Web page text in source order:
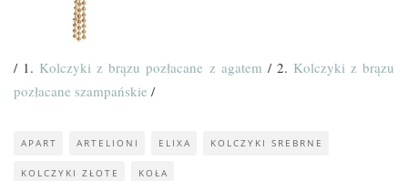
/ 1. Kolczyki z brązu pozłacane z agatem / 2. Kolczyki z brązu
pozłacane szampańskie /
APART ARTELIONI ELIXA KOLCZYKI SREBRNE
KOLCZYKI ZŁOTE KOŁA